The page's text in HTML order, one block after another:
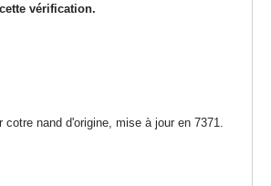
vérification.
nand d'origine, mise à jour en 7371.